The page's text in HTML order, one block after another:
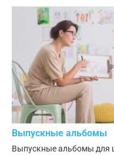
Выпускные альбомы
Выпускные альбомы для